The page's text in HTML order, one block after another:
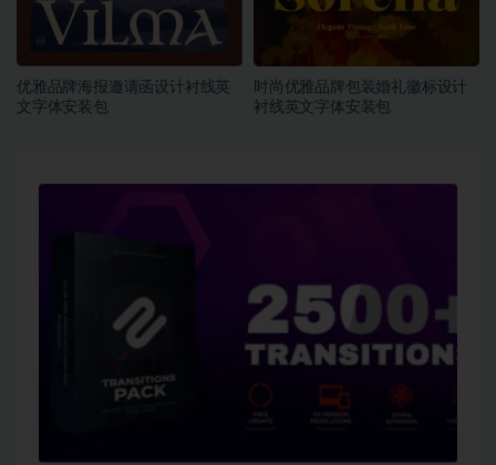
优雅品牌海报邀请函设计衬线英
文字体安装包
时尚优雅品牌包装婚礼徽标设计
衬线英文字体安装包